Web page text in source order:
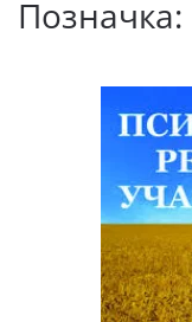
Позначка: